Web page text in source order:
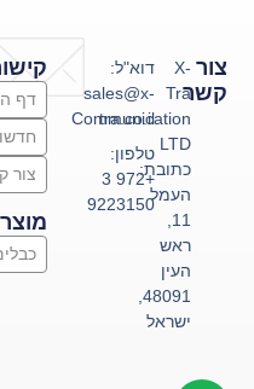
דף
צור
צור
קשר
X-
Tra
Communication
LTD
כתובת:
העמל
11,
ראש
העין
48091,
ישראל
דוא"ל:
sales@x-
tra.co.il
טלפון:
+972 3
9223150